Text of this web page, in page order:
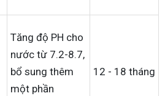
Tăng độ PH cho
nước từ 7.2-8.7,
bổ sung thêm
một phần
12 - 18 tháng